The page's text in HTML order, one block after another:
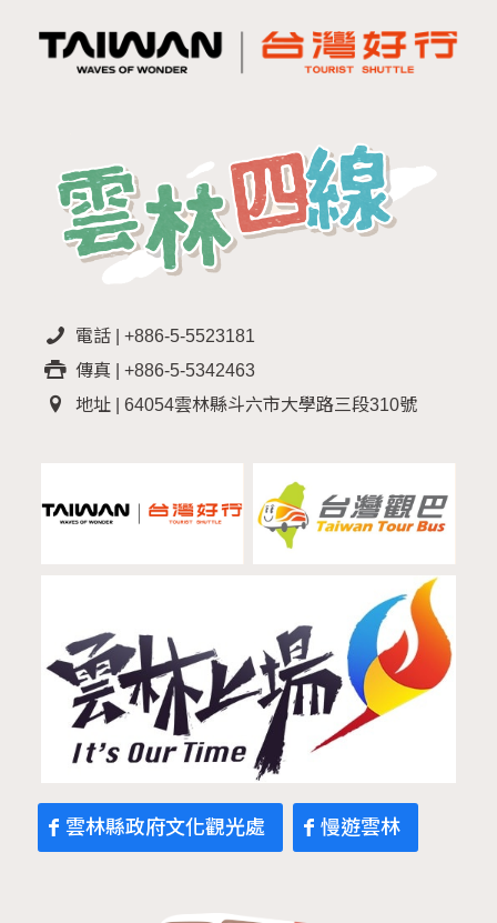
電話 | +886-5-5523181
傳真 | +886-5-5342463
地址 | 64054雲林縣斗六市大學路三段310號
雲林縣政府文化觀光處 慢遊雲林